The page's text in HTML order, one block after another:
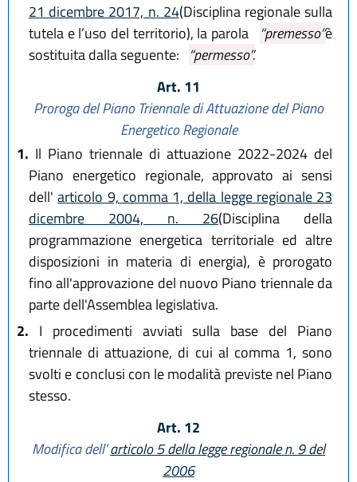
21 dicembre 2017, n. 24(Disciplina regionale sulla
tutela e l’uso del territorio), la parola “premesso”è
sostituita dalla seguente: “permesso”.
Art. 11
Proroga del Piano Triennale di Attuazione del Piano
Energetico Regionale
1. Il Piano triennale di attuazione 2022-2024 del
Piano energetico regionale, approvato ai sensi
dell'articolo 9, comma 1, della legge regionale 23
dicembre 2004, n. 26(Disciplina della
programmazione energetica territoriale ed altre
disposizioni in materia di energia), è prorogato
fino all'approvazione del nuovo Piano triennale da
parte dell'Assemblea legislativa.
2. I procedimenti avviati sulla base del Piano
triennale di attuazione, di cui al comma 1, sono
svolti e conclusi con le modalità previste nel Piano
stesso.
Art. 12
Modifica dell’articolo 5 della legge regionale n. 9 del
2006